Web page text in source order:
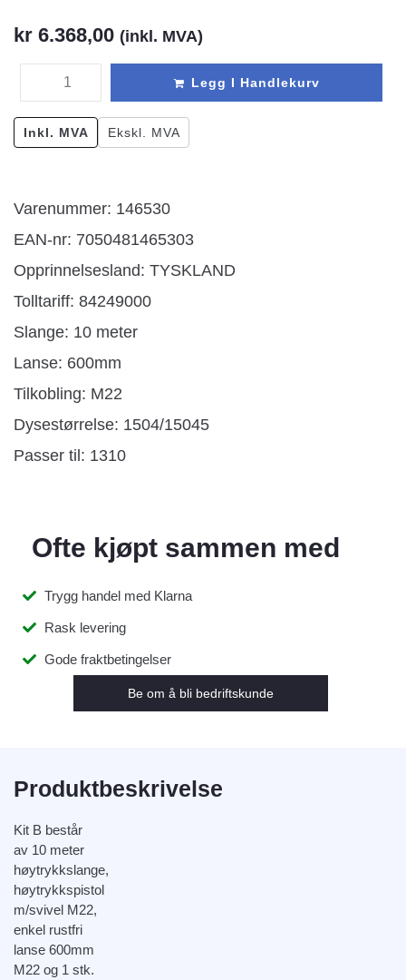
Varenummer: 146530
EAN-nr: 7050481465303
Opprinnelsesland: TYSKLAND
Tolltariff: 84249000
Slange: 10 meter
Lanse: 600mm
Tilkobling: M22
Dysestørrelse: 1504/15045
Passer til: 1310
kr 6.368,00 (inkl. MVA)
Legg I Handlekurv
Inkl. MVA Ekskl. MVA
Ofte kjøpt sammen med
Trygg handel med Klarna
Rask levering
Gode fraktbetingelser
Be om å bli bedriftskunde
Produktbeskrivelse
Kit B består
av 10 meter
høytrykkslange,
høytrykkspistol
m/svivel M22,
enkel rustfri
lanse 600mm
M22 og 1 stk.